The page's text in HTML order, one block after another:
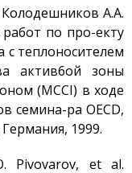
А.А.
по про-екту
с теплоносителем
актив6ой зоны
(MCCI) в ходе
семина-ра OECD,
1999.
Pivovarov, et al.